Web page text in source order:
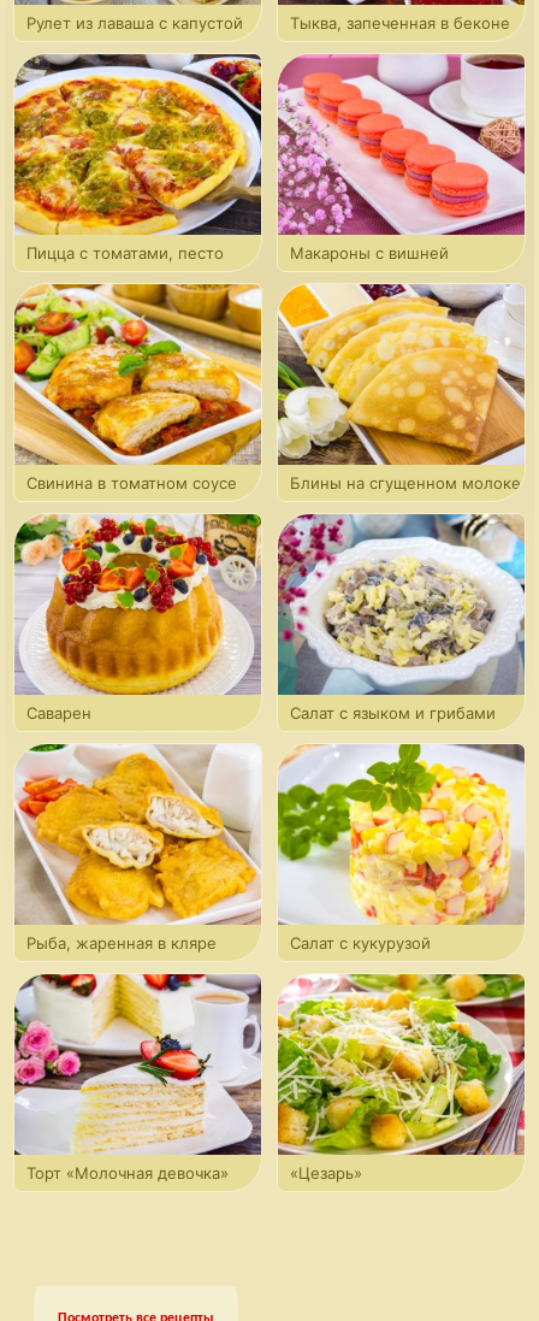
Рулет из лаваша с капустой Тыква, запеченная в беконе
Пицца с томатами, песто
и моцареллой
Макароны с вишней
Свинина в томатном соусе
под сыром
Блины на сгущенном молоке
Саварен Салат с языком и грибами
Рыба, жаренная в кляре Салат с кукурузой
Торт «Молочная девочка» «Цезарь»